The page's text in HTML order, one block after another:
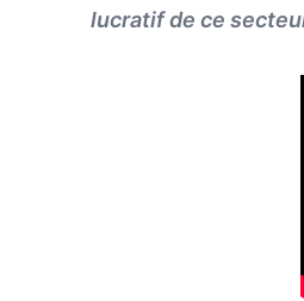
lucratif de ce